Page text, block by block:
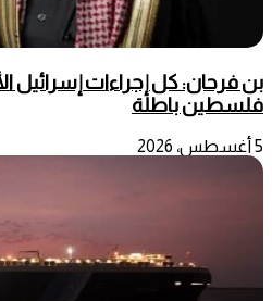
بن فرحان: كل إجراءات إسرائيل
فلسطين باطلة
5 أغسطس، 2026